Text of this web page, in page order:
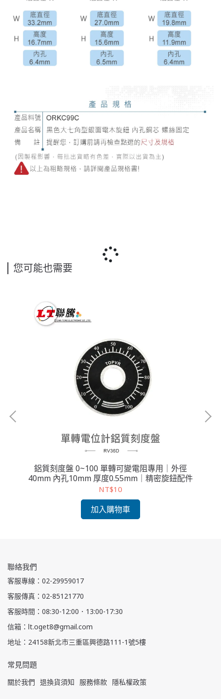
您可能也需要
鋁質刻度盤 0~100 單轉可變電阻專用｜外徑
40mm 內孔10mm 厚度0.55mm｜精密旋鈕配件
NT$10
加入購物車
聯絡我們
客服專線：02-29959017
客服傳真：02-85121770
客服時間：08:30-12:00．13:00-17:30
信箱：lt.oget8@gmail.com
地址：24158新北市三重區興德路111-1號5樓
常見問題
關於我們 退換貨須知 服務條款 隱私權政策